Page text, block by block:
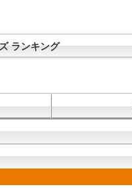
ランキング